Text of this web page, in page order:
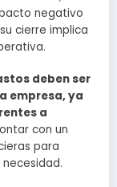
negativo
cierre implica
deben ser
empresa, ya
a
con un
para